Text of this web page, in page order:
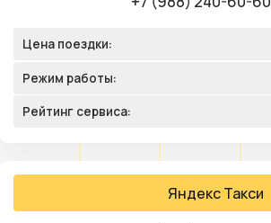
Цена поездки:
Режим работы:
Рейтинг сервиса:
Яндекс Такси